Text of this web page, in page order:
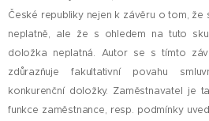
České republiky nejen k závěru o tom, že
neplatně, ale že s ohledem na tuto
doložka neplatná. Autor se s tímto
zdůrazňuje fakultativní povahu
konkurenční doložky. Zaměstnavatel je
funkce zaměstnance, resp. podmínky